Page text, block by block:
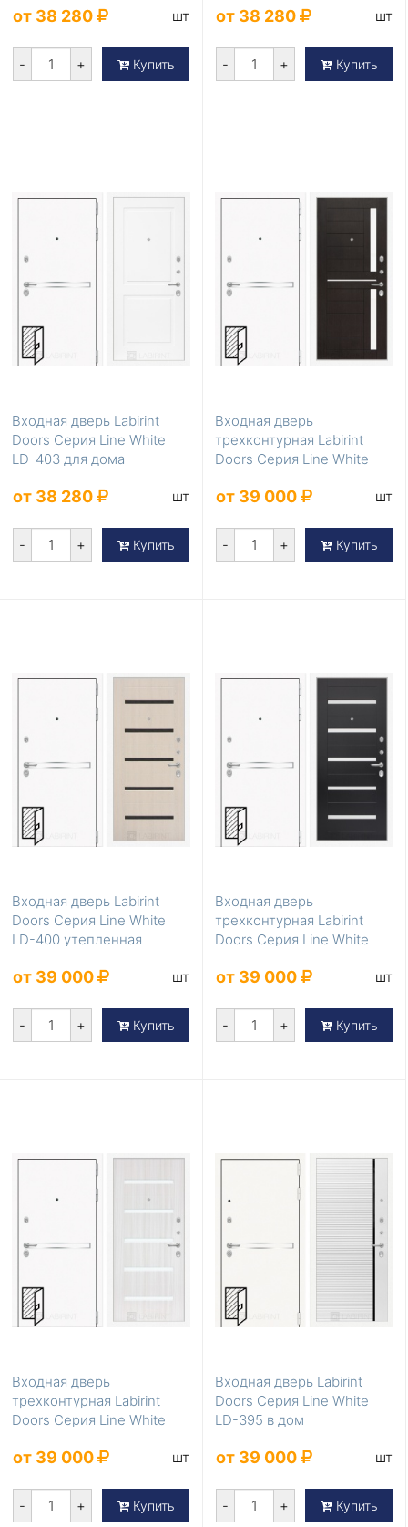
от 38 280 шт
- + Купить
от 38 280 шт
- + Купить
Входная дверь Labirint
Doors Серия Line White
LD-403 для дома
от 38 280 шт
- + Купить
Входная дверь
трехконтурная Labirint
Doors Серия Line White
от 39 000 шт
- + Купить
Входная дверь Labirint
Doors Серия Line White
LD-400 утепленная
от 39 000 шт
- + Купить
Входная дверь
трехконтурная Labirint
Doors Серия Line White
от 39 000 шт
- + Купить
Входная дверь
трехконтурная Labirint
Doors Серия Line White
от 39 000 шт
- + Купить
Входная дверь Labirint
Doors Серия Line White
LD-395 в дом
от 39 000 шт
- + Купить